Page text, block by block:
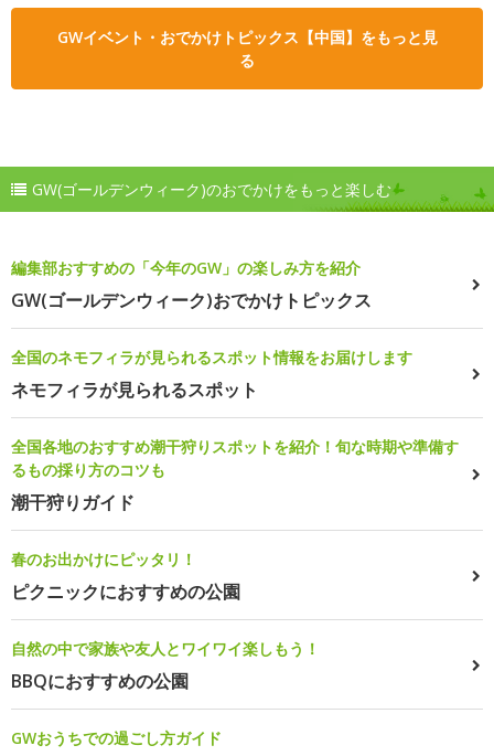
GWイベント・おでかけトピックス【中国】をもっと見
る
GW(ゴールデンウィーク)のおでかけをもっと楽しむ
編集部おすすめの「今年のGW」の楽しみ方を紹介
GW(ゴールデンウィーク)おでかけトピックス
全国のネモフィラが見られるスポット情報をお届けします
ネモフィラが見られるスポット
全国各地のおすすめ潮干狩りスポットを紹介！旬な時期や準備す
るもの採り方のコツも
潮干狩りガイド
春のお出かけにピッタリ！
ピクニックにおすすめの公園
自然の中で家族や友人とワイワイ楽しもう！
BBQにおすすめの公園
GWおうちでの過ごし方ガイド